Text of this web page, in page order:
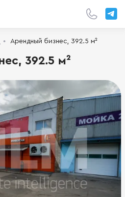
Арендный бизнес, 392.5 м²
392.5 м²